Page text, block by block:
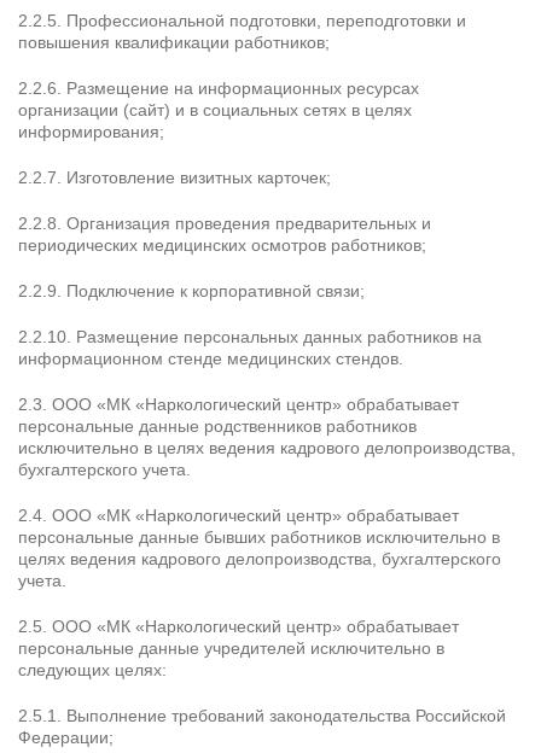
2.2.5. Профессиональной подготовки, переподготовки и
повышения квалификации работников;
2.2.6. Размещение на информационных ресурсах
организации (сайт) и в социальных сетях в целях
информирования;
2.2.7. Изготовление визитных карточек;
2.2.8. Организация проведения предварительных и
периодических медицинских осмотров работников;
2.2.9. Подключение к корпоративной связи;
2.2.10. Размещение персональных данных работников на
информационном стенде медицинских стендов.
2.3. ООО «МК «Наркологический центр» обрабатывает
персональные данные родственников работников
исключительно в целях ведения кадрового делопроизводства,
бухгалтерского учета.
2.4. ООО «МК «Наркологический центр» обрабатывает
персональные данные бывших работников исключительно в
целях ведения кадрового делопроизводства, бухгалтерского
учета.
2.5. ООО «МК «Наркологический центр» обрабатывает
персональные данные учредителей исключительно в
следующих целях:
2.5.1. Выполнение требований законодательства Российской
Федерации;